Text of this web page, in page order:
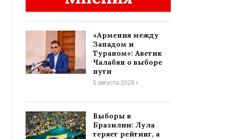
«Армения между
Западом и
Тураном»: Аветик
Чалабян о выборе
пути
5 августа 2026 г.
Выборы в
Бразилии: Лула
теряет рейтинг, а